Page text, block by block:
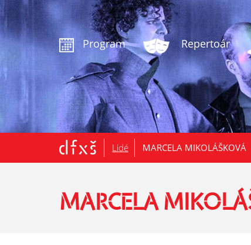
Program Repertoár
.
Lidé MARCELA MIKOLÁŠKOVÁ
MARCELA